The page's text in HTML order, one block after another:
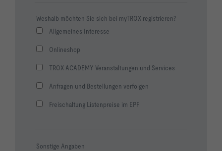
Weshalb möchten Sie sich bei myTROX registrieren?
Allgemeines Interesse
Onlineshop
TROX ACADEMY Veranstaltungen und Services
Anfragen und Bestellungen verfolgen
Freischaltung Listenpreise im EPF
Sonstige Angaben